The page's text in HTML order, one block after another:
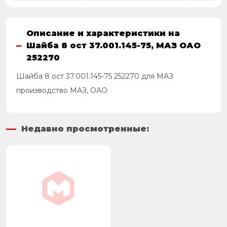
Описание и характеристики на
Шайба 8 ост 37.001.145-75, МАЗ ОАО
252270
Шайба 8 ост 37.001.145-75 252270 для МАЗ
производство МАЗ, ОАО
Недавно просмотренные: